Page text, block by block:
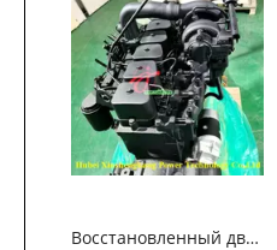
Восстановленный двигатель Cummins 6BT5.9 для строительных машин